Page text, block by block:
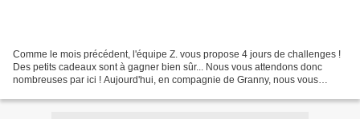
Comme le mois précédent, l'équipe Z. vous propose 4 jours de challenges !
Des petits cadeaux sont à gagner bien sûr... Nous vous attendons donc
nombreuses par ici ! Aujourd'hui, en compagnie de Granny, nous vous